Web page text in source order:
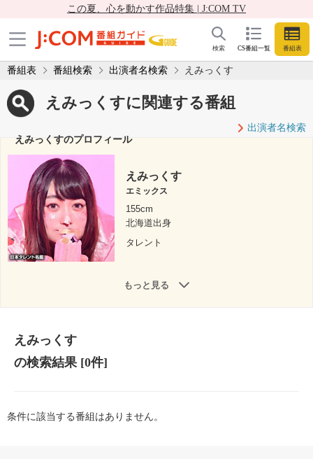
この夏、心を動かす作品特集 | J:COM TV
CS番組一覧 番組表
検索
番組表 番組検索 出演者名検索 えみっくす
えみっくすに関連する番組
出演者名検索
えみっくすのプロフィール
えみっくす
エミックス
155cm
北海道出身
タレント
もっと見る
えみっくす
の検索結果[0件]
条件に該当する番組はありません。